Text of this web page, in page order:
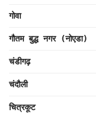
गोवा
गौतम बुद्ध नगर (नोएडा)
चंडीगढ़
चंदौली
चित्रकूट